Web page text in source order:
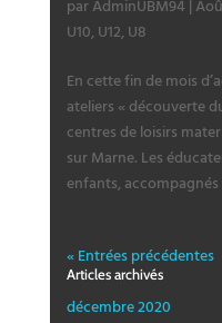
parAdminUBM94 |
U10,U12,U8
En cette fin de mois
ateliers « découverte
centres de loisirs
sur Marne. Les
enfants,
« Entrées précédentes
Articles archivés
décembre 2020